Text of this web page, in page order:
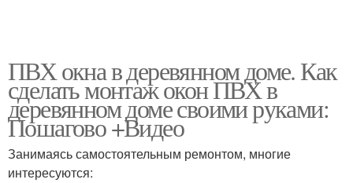
ПВХ окна в деревянном доме. Как
сделать монтаж окон ПВХ в
деревянном доме своими руками:
Пошагово +Видео
Занимаясь самостоятельным ремонтом, многие
интересуются: